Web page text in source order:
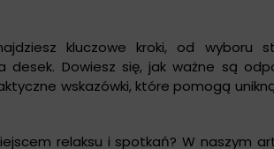
kluczowe kroki, od wyboru
desek. Dowiesz się, jak ważne są
wskazówki, które pomogą
relaksu i spotkań? W naszym